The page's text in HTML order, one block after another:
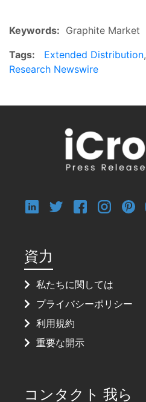
Keywords: Graphite Market
Tags:
Extended Distribution,
Research Newswire
資力
私たちに関しては
プライバシーポリシー
利用規約
重要な開示
コンタクト 我ら